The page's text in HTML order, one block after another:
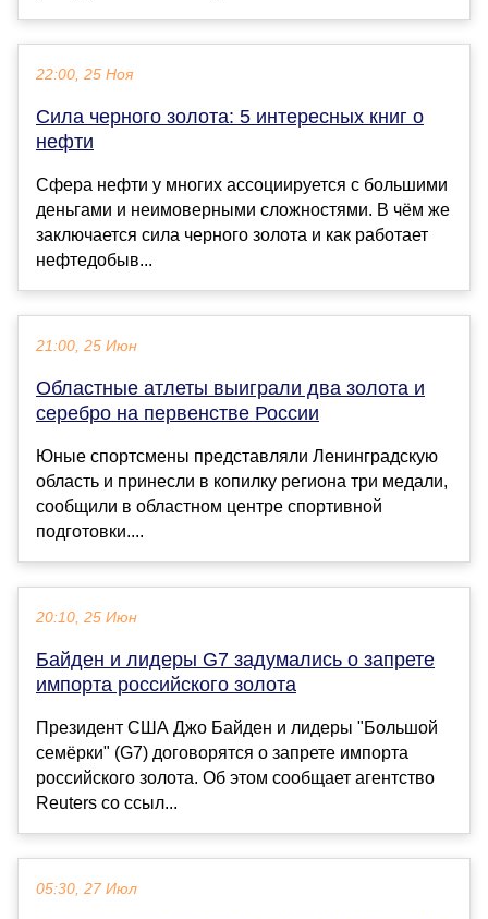
22:00, 25 Ноя
Сила черного золота: 5 интересных книг о
нефти
Сфера нефти у многих ассоциируется с большими
деньгами и неимоверными сложностями. В чём же
заключается сила черного золота и как работает
нефтедобыв...
21:00, 25 Июн
Областные атлеты выиграли два золота и
серебро на первенстве России
Юные спортсмены представляли Ленинградскую
область и принесли в копилку региона три медали,
сообщили в областном центре спортивной
подготовки....
20:10, 25 Июн
Байден и лидеры G7 задумались о запрете
импорта российского золота
Президент США Джо Байден и лидеры "Большой
семёрки" (G7) договорятся о запрете импорта
российского золота. Об этом сообщает агентство
Reuters со ссыл...
05:30, 27 Июл